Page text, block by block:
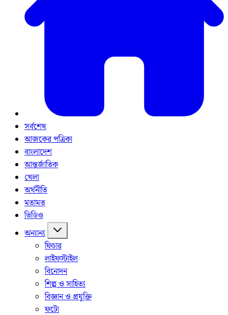
সর্বশেষ
আজকের পত্রিকা
বাংলাদেশ
আন্তর্জাতিক
খেলা
অর্থনীতি
মতামত
ভিডিও
অন্যান্য
ফিচার
লাইফস্টাইল
বিনোদন
শিল্প ও সাহিত্য
বিজ্ঞান ও প্রযুক্তি
ফটো